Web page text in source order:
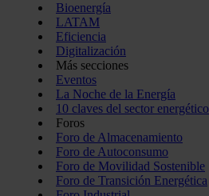
Bioenergía
LATAM
Eficiencia
Digitalización
Más secciones
Eventos
La Noche de la Energía
10 claves del sector energético
Foros
Foro de Almacenamiento
Foro de Autoconsumo
Foro de Movilidad Sostenible
Foro de Transición Energética